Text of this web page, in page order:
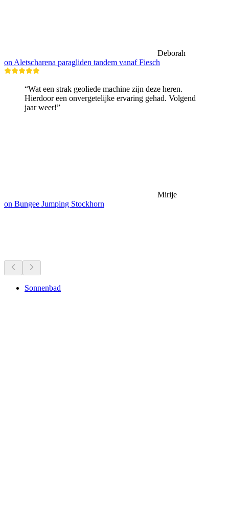
Deborah
on Aletscharena paragliden tandem vanaf Fiesch
“Wat een strak geoliede machine zijn deze heren.
Hierdoor een onvergetelijke ervaring gehad. Volgend
jaar weer!”
Mirije
on Bungee Jumping Stockhorn
Sonnenbad